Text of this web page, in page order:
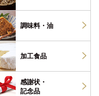
調味料・ 油
加工食品
感謝状・
記念品